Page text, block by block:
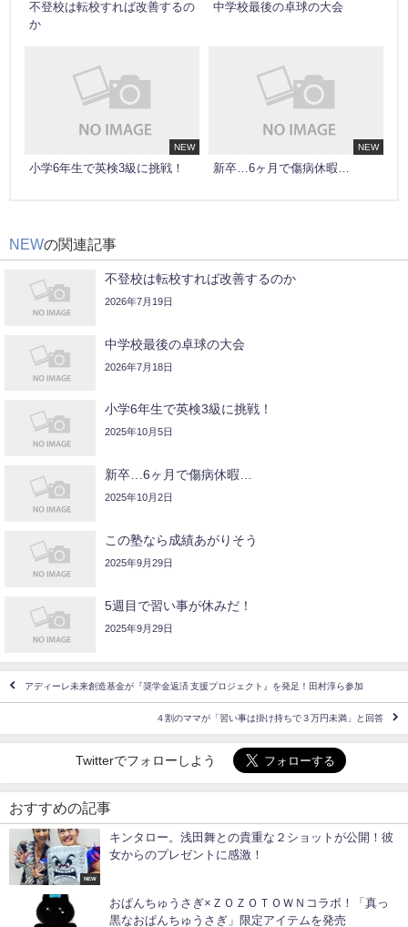
不登校は転校すれば改善するの
か
中学校最後の卓球の大会
NEW
小学6年生で英検3級に挑戦！
NEW
新卒…6ヶ月で傷病休暇…
NEWの関連記事
不登校は転校すれば改善するのか
2026年7月19日
中学校最後の卓球の大会
2026年7月18日
小学6年生で英検3級に挑戦！
2025年10月5日
新卒…6ヶ月で傷病休暇…
2025年10月2日
この塾なら成績あがりそう
2025年9月29日
5週目で習い事が休みだ！
2025年9月29日
アディーレ未来創造基金が『奨学金返済 支援プロジェクト』を発足！田村淳ら参加
４割のママが「習い事は掛け持ちで３万円未満」と回答
Twitterでフォローしよう
おすすめの記事
NEW
キンタロー。浅田舞との貴重な２ショットが公開！彼
女からのプレゼントに感激！
おぱんちゅうさぎ×ＺＯＺＯＴＯＷＮコラボ！「真っ
黒なおぱんちゅうさぎ」限定アイテムを発売